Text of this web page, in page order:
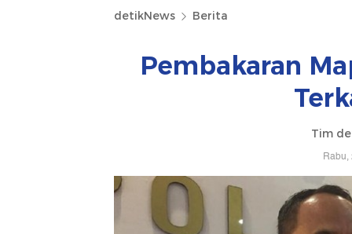
detikNews Berita
Pembakaran
Tim
Rabu,